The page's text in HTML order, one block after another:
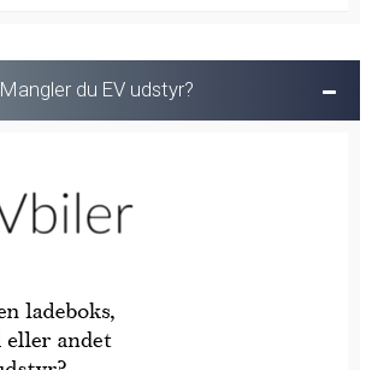
Mangler du EV udstyr?